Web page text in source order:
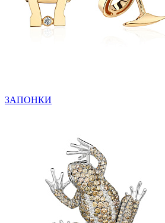
ЗАПОНКИ